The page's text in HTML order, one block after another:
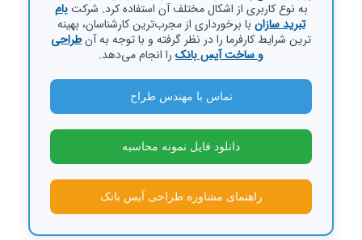
به نوع کاربری از اشکال مختلف آن استفاده کرد. شرکتبام
تبرید سازان با برخورداری از مجرب‌ترین کارشناسان، بهینه
ترین شرایط کارفرما را در نظر گرفته و با توجه به آنطراحی
و ساخت آیس بانک را انجام می‌دهد.
تماس با مهندس طراح
دانلود فایل نمونه محاسبه
راهنمای مشاوره طراحی آیس بانک